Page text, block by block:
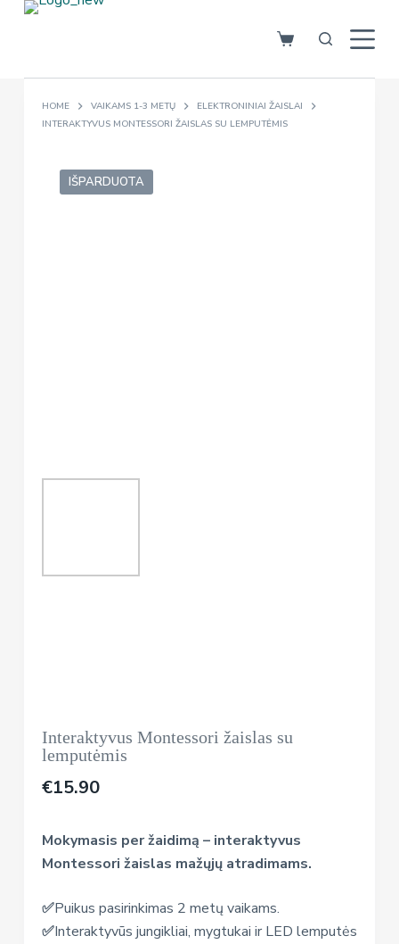
S
HOME VAIKAMS 1-3 METŲ
ELEKTRONINIAI ŽAISLAI
INTERAKTYVUS MONTESSORI ŽAISLAS SU LEMPUTĖMIS
IŠPARDUOTA
Interaktyvus Montessori žaislas su
lemputėmis
€15.90
Mokymasis per žaidimą – interaktyvus
Montessori žaislas mažųjų atradimams.
✅Puikus pasirinkimas 2 metų vaikams.
✅Interaktyvūs jungikliai, mygtukai ir LED lemputės